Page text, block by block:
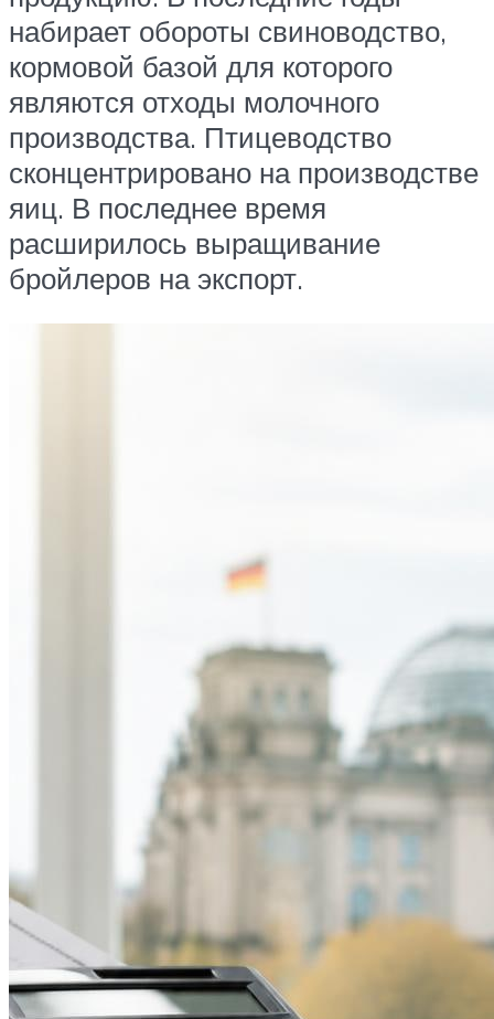
набирает обороты свиноводство,
кормовой базой для которого
являются отходы молочного
производства. Птицеводство
сконцентрировано на производстве
яиц. В последнее время
расширилось выращивание
бройлеров на экспорт.